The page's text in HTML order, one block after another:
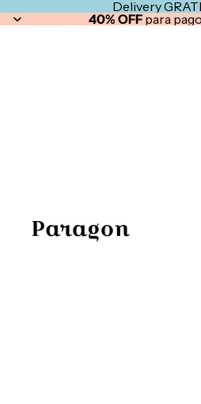
Delivery
40% OFF para